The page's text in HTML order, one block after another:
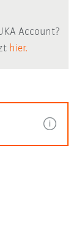
Account?
hier.